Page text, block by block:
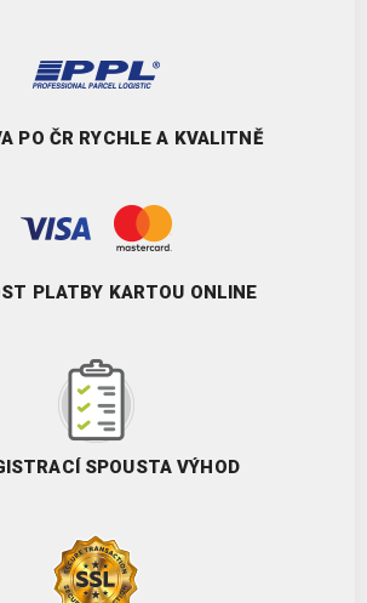
PO ČR RYCHLE A KVALITNĚ
PLATBY KARTOU ONLINE
SPOUSTA VÝHOD